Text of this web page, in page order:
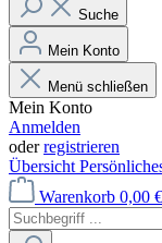
Suche
Mein Konto
Menü schließen
Mein Konto
Anmelden
oderregistrieren
Übersicht
Warenkorb 0,00